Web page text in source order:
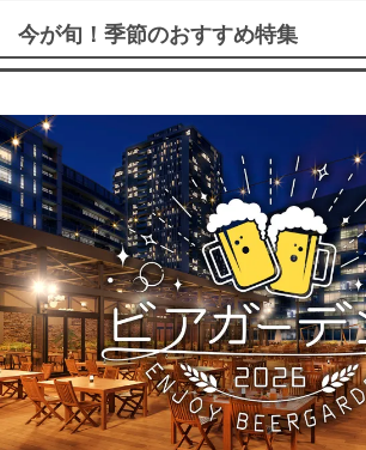
今が旬！季節のおすすめ特集